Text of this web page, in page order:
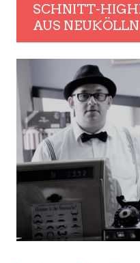
SCHNITT-
AUS NEUKÖLLN